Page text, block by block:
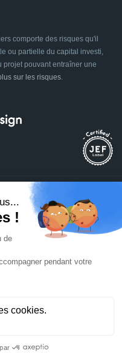
comporte des risques qu'il
ou partielle du capital investi,
pouvant entraîner une
sur les risques.
- 2026
Cookies